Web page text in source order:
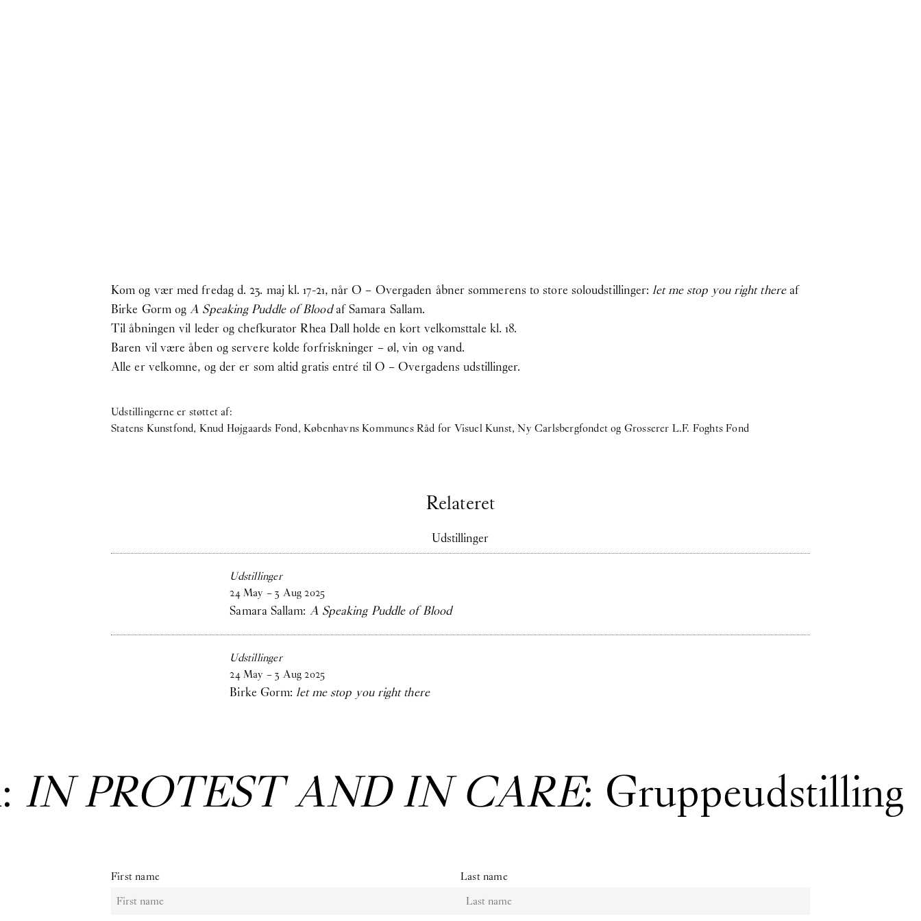
Kom og vær med fredag d. 23. maj kl. 17-21, når O – Overgaden åbner sommerens to store soloudstillinger:let me stop you right thereaf
Birke Gorm ogA Speaking Puddle of Bloodaf Samara Sallam.
Til åbningen vil leder og chefkurator Rhea Dall holde en kort velkomsttale kl. 18.
Baren vil være åben og servere kolde forfriskninger – øl, vin og vand.
Alle er velkomne, og der er som altid gratis entré til O – Overgadens udstillinger.
Udstillingerne er støttet af:
Statens Kunstfond, Knud Højgaards Fond, Københavns Kommunes Råd for Visuel Kunst, Ny Carlsbergfondet og Grosserer L.F. Foghts Fond
Relateret
Udstillinger
Udstillinger
24 May –3 Aug 2025
Samara Sallam: A Speaking Puddle of Blood
Udstillinger
24 May –3 Aug 2025
Birke Gorm:let me stop you right there
IN PROTEST AND IN CARE: Gruppeudstilling
First name Last name